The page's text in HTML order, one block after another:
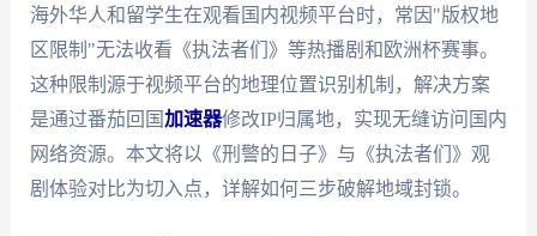
海外华人和留学生在观看国内视频平台时，常因"版权地
区限制"无法收看《执法者们》等热播剧和欧洲杯赛事。
这种限制源于视频平台的地理位置识别机制，解决方案
是通过番茄回国加速器修改IP归属地，实现无缝访问国内
网络资源。本文将以《刑警的日子》与《执法者们》观
剧体验对比为切入点，详解如何三步破解地域封锁。